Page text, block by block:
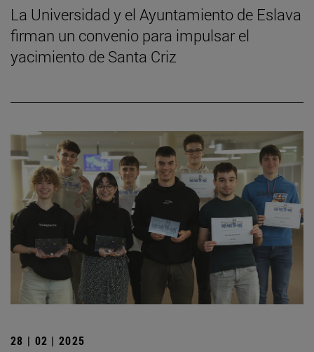
La Universidad y el Ayuntamiento de Eslava
firman un convenio para impulsar el
yacimiento de Santa Criz
28 | 02 | 2025